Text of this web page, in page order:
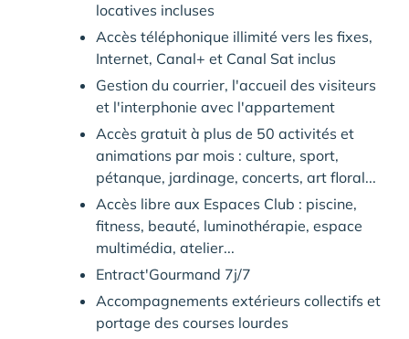
locatives incluses
Accès téléphonique illimité vers les fixes,
Internet, Canal+ et Canal Sat inclus
Gestion du courrier, l'accueil des visiteurs
et l'interphonie avec l'appartement
Accès gratuit à plus de 50 activités et
animations par mois : culture, sport,
pétanque, jardinage, concerts, art floral...
Accès libre aux Espaces Club : piscine,
fitness, beauté, luminothérapie, espace
multimédia, atelier...
Entract'Gourmand 7j/7
Accompagnements extérieurs collectifs et
portage des courses lourdes